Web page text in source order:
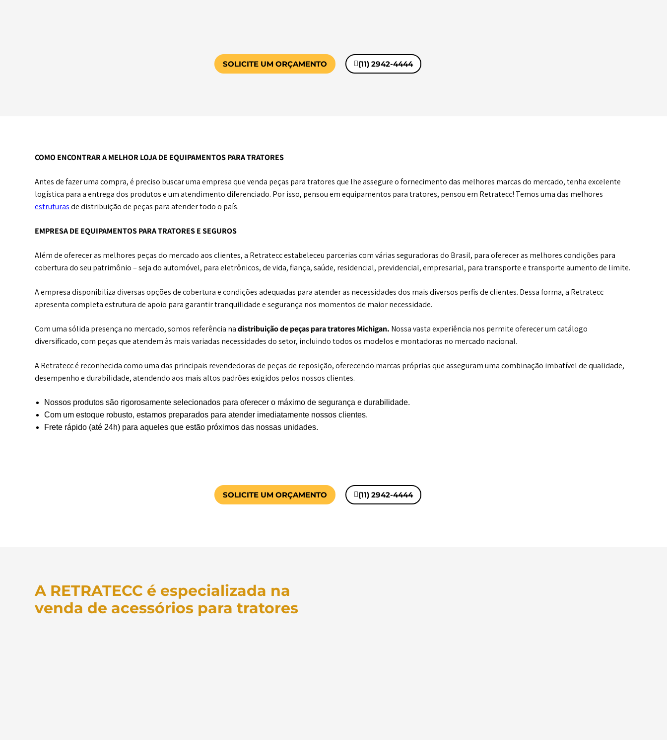
SOLICITE UM ORÇAMENTO (11) 2942-4444
COMO ENCONTRAR A MELHOR LOJA DE EQUIPAMENTOS PARA TRATORES
Antes de fazer uma compra, é preciso buscar uma empresa que venda peças para tratores que lhe assegure o fornecimento das melhores marcas do mercado, tenha excelente
logística para a entrega dos produtos e um atendimento diferenciado. Por isso, pensou em equipamentos para tratores, pensou em Retratecc! Temos uma das melhores
estruturasde distribuição de peças para atender todo o país.
EMPRESA DE EQUIPAMENTOS PARA TRATORES E SEGUROS
Além de oferecer as melhores peças do mercado aos clientes, a Retratecc estabeleceu parcerias com várias seguradoras do Brasil, para oferecer as melhores condições para
cobertura do seu patrimônio – seja do automóvel, para eletrônicos, de vida, fiança, saúde, residencial, previdencial, empresarial, para transporte e transporte aumento de limite.
A empresa disponibiliza diversas opções de cobertura e condições adequadas para atender as necessidades dos mais diversos perfis de clientes. Dessa forma, a Retratecc
apresenta completa estrutura de apoio para garantir tranquilidade e segurança nos momentos de maior necessidade.
Com uma sólida presença no mercado, somos referência nadistribuição de peças para tratores Michigan. Nossa vasta experiência nos permite oferecer um catálogo
diversificado, com peças que atendem às mais variadas necessidades do setor, incluindo todos os modelos e montadoras no mercado nacional.
A Retratecc é reconhecida como uma das principais revendedoras de peças de reposição, oferecendo marcas próprias que asseguram uma combinação imbatível de qualidade,
desempenho e durabilidade, atendendo aos mais altos padrões exigidos pelos nossos clientes.
Nossos produtos são rigorosamente selecionados para oferecer o máximo de segurança e durabilidade.
Com um estoque robusto, estamos preparados para atender imediatamente nossos clientes.
Frete rápido (até 24h) para aqueles que estão próximos das nossas unidades.
SOLICITE UM ORÇAMENTO (11) 2942-4444
A RETRATECC é especializada na
venda de acessórios para tratores